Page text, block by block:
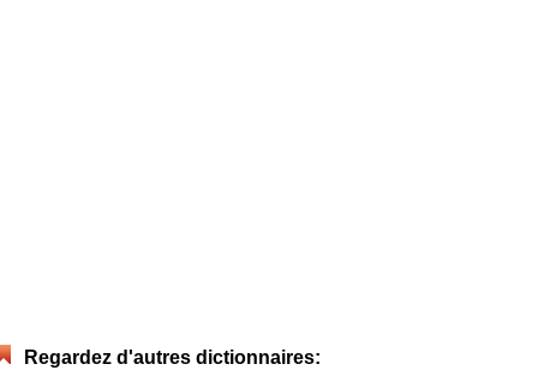
Regardez d'autres dictionnaires: